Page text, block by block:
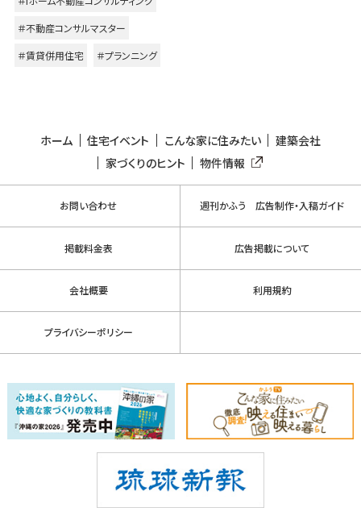
＃不動産コンサルマスター
＃賃貸併用住宅
＃プランニング
ホーム 住宅イベント こんな家に住みたい
建築会社
家づくりのヒント
物件情報
お問い合わせ 週刊かふう 広告制作・入稿ガイド
掲載料金表 広告掲載について
会社概要 利用規約
プライバシーポリシー